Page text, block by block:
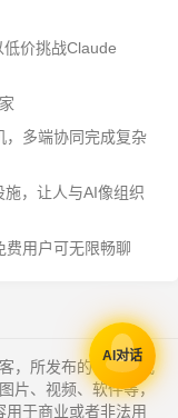
价挑战Claude
，多端协同完成复杂
，让人与AI像组织
用户可无限畅聊
，所发布的一切形式
片、视频、软件等，
于商业或者非法用
AI对话